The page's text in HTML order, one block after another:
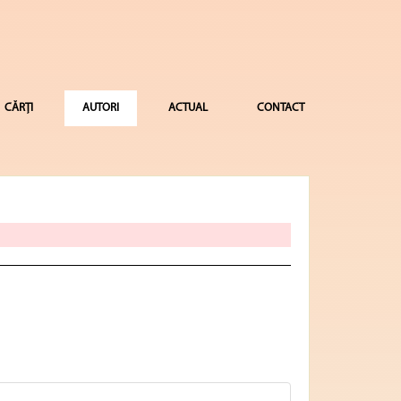
CĂRȚI AUTORI ACTUAL CONTACT